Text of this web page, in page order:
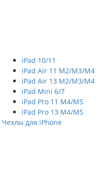
iPad 10/11
iPad Air 11 M2/M3/M4
iPad Air 13 M2/M3/M4
iPad Mini 6/7
iPad Pro 11 M4/M5
iPad Pro 13 M4/M5
Чехлы для iPhone